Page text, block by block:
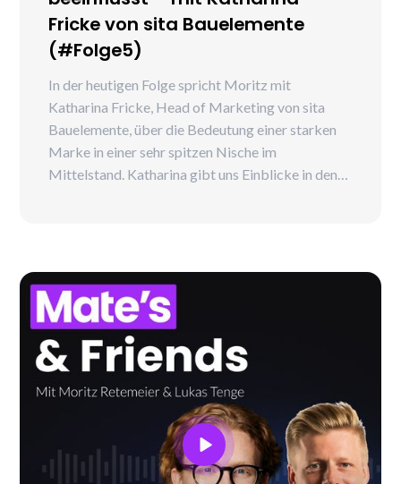
Fricke von sita Bauelemente
(#Folge5)
In der heutigen Folge spricht Moritz mit
Katharina Fricke, Head of Marketing von sita
Bauelemente, über die Bedeutung einer starken
Marke in einer sehr spitzen Nische im
Mittelstand. Katharina gibt uns Einblicke in den